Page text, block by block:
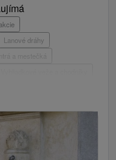
Lanové dráhy
a mestečká
Pamätníky
zrúcaniny
Jazda na koni